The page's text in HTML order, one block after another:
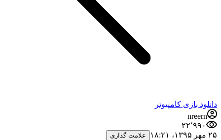
دانلود بازی کامپیوتر
nreern
۲۲٬۹۹۰
۲۵ مهر ۱۳۹۵،‏ ۱۸:۲۱
علامت گذاری